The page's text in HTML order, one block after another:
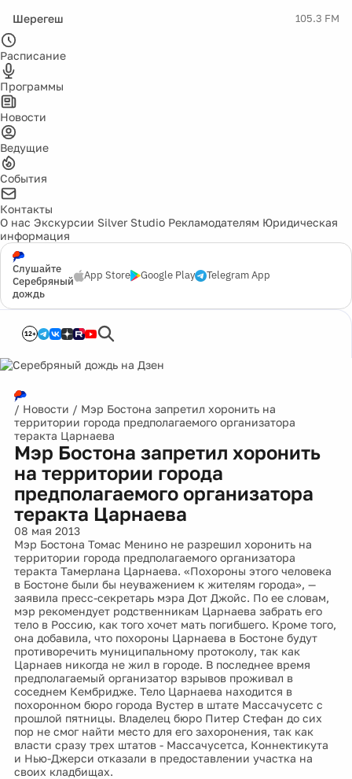
Шерегеш 105.3 FM
Расписание
Программы
Новости
Ведущие
События
Контакты
О нас Экскурсии Silver Studio Рекламодателям Юридическая
информация
Слушайте
Серебряный
дождь
App Store Google Play Telegram App
12+
/ Новости / Мэр Бостона запретил хоронить на
территории города предполагаемого организатора
теракта Царнаева
Мэр Бостона запретил хоронить
на территории города
предполагаемого организатора
теракта Царнаева
08 мая 2013
Мэр Бостона Томас Менино не разрешил хоронить на
территории города предполагаемого организатора
теракта Тамерлана Царнаева. «Похороны этого человека
в Бостоне были бы неуважением к жителям города», —
заявила пресс-секретарь мэра Дот Джойс. По ее словам,
мэр рекомендует родственникам Царнаева забрать его
тело в Россию, как того хочет мать погибшего. Кроме того,
она добавила, что похороны Царнаева в Бостоне будут
противоречить муниципальному протоколу, так как
Царнаев никогда не жил в городе. В последнее время
предполагаемый организатор взрывов проживал в
соседнем Кембридже. Тело Царнаева находится в
похоронном бюро города Вустер в штате Массачусетс с
прошлой пятницы. Владелец бюро Питер Стефан до сих
пор не смог найти место для его захоронения, так как
власти сразу трех штатов - Массачусетса, Коннектикута
и Нью-Джерси отказали в предоставлении участка на
своих кладбищах.